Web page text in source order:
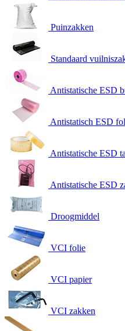
Puinzakken
Standaard
Antistatische ESD
Antistatisch ESD
Antistatische ESD
Antistatische ESD
Droogmiddel
VCI folie
VCI papier
VCI zakken